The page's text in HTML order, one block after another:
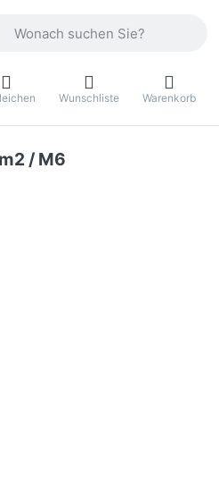
Wunschliste Warenkorb
/ M6